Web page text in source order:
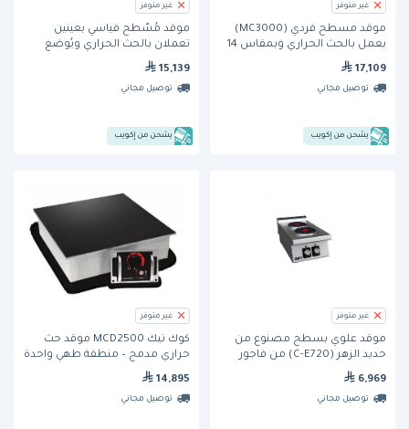
غير متوفر
موقد مسطح فردي (MC3000)
يعمل بالحث الحراري وبمقاس 14
بوصة ويُوضع فوق السطح من
كوكتيك
17,109
توصيل مجاني
يشحن من إكويب
غير متوفر
موقد مُسَّطح قياسي بعينين
تعملان بالحث الحراري ويُوضع
كوكتيك
15,139
توصيل مجاني
يشحن من إكويب
غير متوفر
موقد علوي بسطح مصنوع من
حديد الزهر (C-E720) من فاجور
6,969
توصيل مجاني
غير متوفر
كوك تيك MCD2500 موقد حث
حراري مدمج – منطقة طهي واحدة
14,895
توصيل مجاني